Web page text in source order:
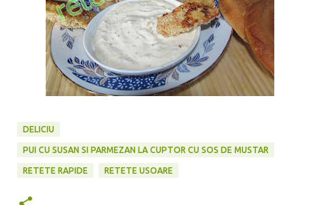
DELICIU
PUI CU SUSAN SI PARMEZAN LA CUPTOR CU SOS DE MUSTAR
RETETE RAPIDE RETETE USOARE